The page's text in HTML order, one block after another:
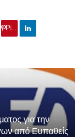
+
Pin it
για την
από Ευπαθείς